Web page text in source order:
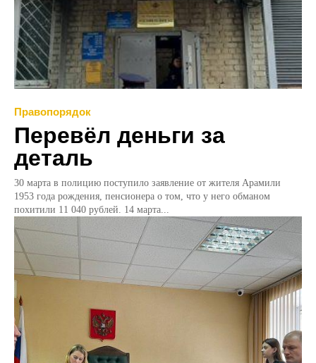
Правопорядок
Перевёл деньги за
деталь
30 марта в полицию поступило заявление от жителя Арамили
1953 года рождения, пенсионера о том, что у него обманом
похитили 11 040 рублей. 14 марта...